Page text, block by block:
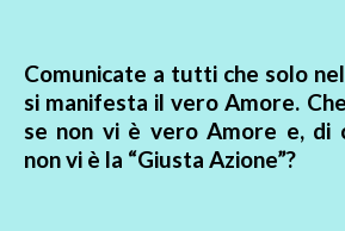
Comunicate a tutti che solo
si manifesta il vero Amore.
se non vi è vero Amore e, di
non vi è la “Giusta Azione”?